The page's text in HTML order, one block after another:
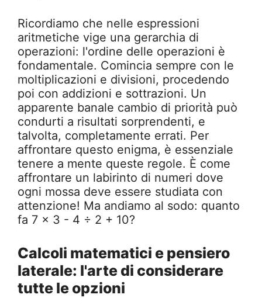
Ricordiamo che nelle espressioni
aritmetiche vige una gerarchia di
operazioni: l'ordine delle operazioni è
fondamentale. Comincia sempre con le
moltiplicazioni e divisioni, procedendo
poi con addizioni e sottrazioni. Un
apparente banale cambio di priorità può
condurti a risultati sorprendenti, e
talvolta, completamente errati. Per
affrontare questo enigma, è essenziale
tenere a mente queste regole. È come
affrontare un labirinto di numeri dove
ogni mossa deve essere studiata con
attenzione! Ma andiamo al sodo: quanto
fa 7 x 3 - 4 ÷ 2 + 10?
Calcoli matematici e pensiero
laterale: l'arte di considerare
tutte le opzioni